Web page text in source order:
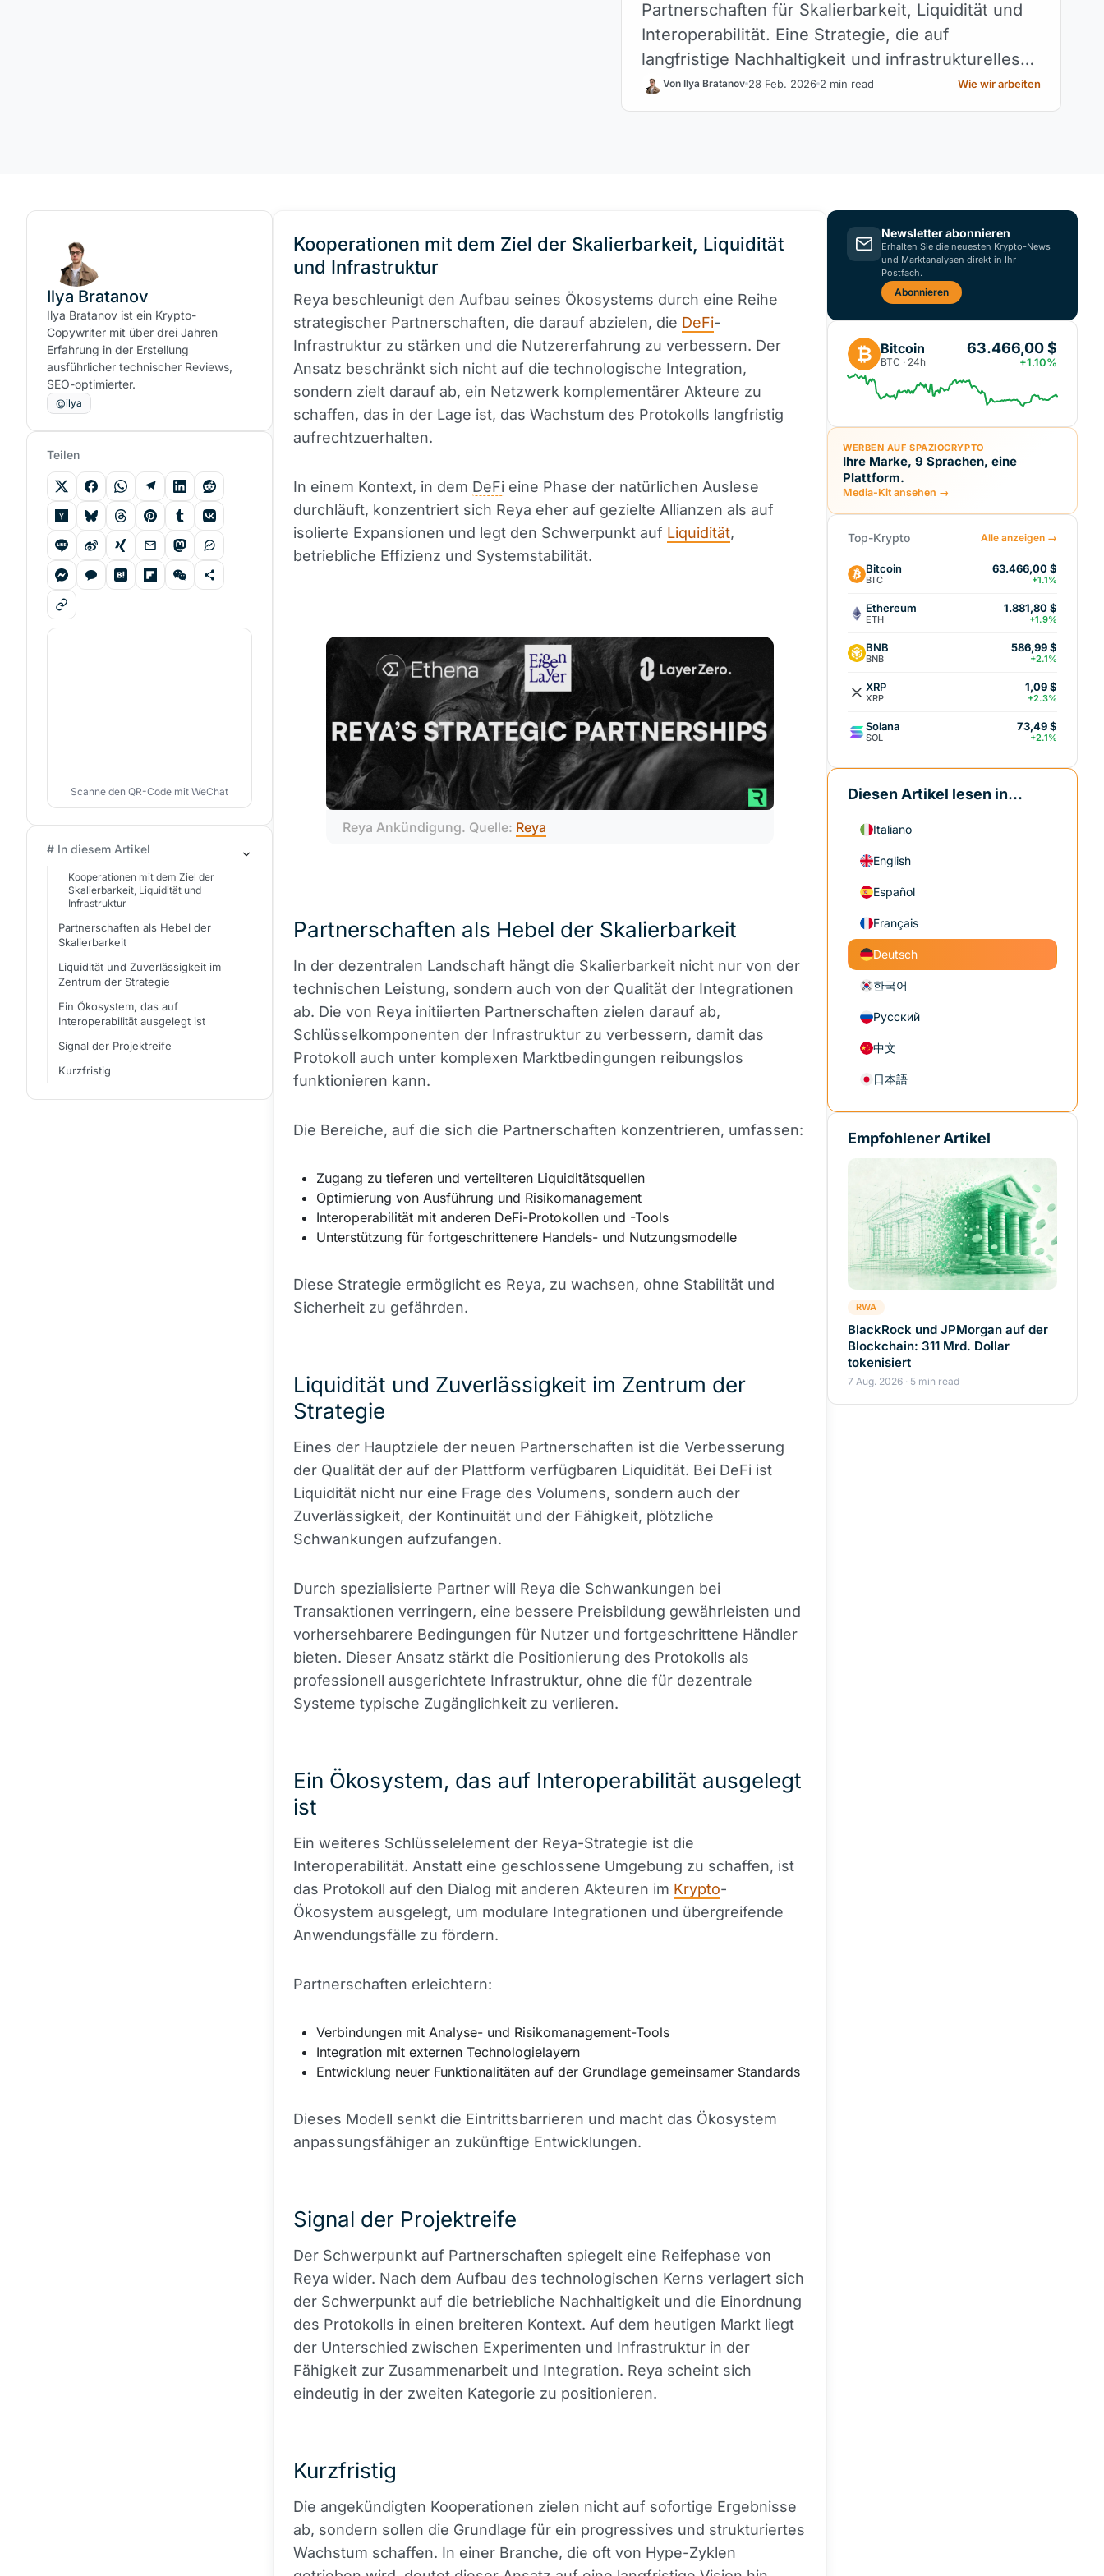
Partnerschaften für Skalierbarkeit, Liquidität und
Interoperabilität. Eine Strategie, die auf
langfristige Nachhaltigkeit und infrastrukturelles
Wachstum des Protokolls ausgerichtet ist.
Von Ilya Bratanov 28 Feb. 2026 2 min read Wie wir arbeiten
Kooperationen mit dem Ziel der Skalierbarkeit, Liquidität
und Infrastruktur
Reya beschleunigt den Aufbau seines Ökosystems durch eine Reihe
strategischer Partnerschaften, die darauf abzielen, die DeFi-
Infrastruktur zu stärken und die Nutzererfahrung zu verbessern. Der
Ansatz beschränkt sich nicht auf die technologische Integration,
sondern zielt darauf ab, ein Netzwerk komplementärer Akteure zu
schaffen, das in der Lage ist, das Wachstum des Protokolls langfristig
aufrechtzuerhalten.
In einem Kontext, in dem DeFi eine Phase der natürlichen Auslese
durchläuft, konzentriert sich Reya eher auf gezielte Allianzen als auf
isolierte Expansionen und legt den Schwerpunkt auf Liquidität,
betriebliche Effizienz und Systemstabilität.
Reya Ankündigung. Quelle: Reya
Partnerschaften als Hebel der Skalierbarkeit
In der dezentralen Landschaft hängt die Skalierbarkeit nicht nur von der
technischen Leistung, sondern auch von der Qualität der Integrationen
ab. Die von Reya initiierten Partnerschaften zielen darauf ab,
Schlüsselkomponenten der Infrastruktur zu verbessern, damit das
Protokoll auch unter komplexen Marktbedingungen reibungslos
funktionieren kann.
Die Bereiche, auf die sich die Partnerschaften konzentrieren, umfassen:
Zugang zu tieferen und verteilteren Liquiditätsquellen
Optimierung von Ausführung und Risikomanagement
Interoperabilität mit anderen DeFi-Protokollen und -Tools
Unterstützung für fortgeschrittenere Handels- und Nutzungsmodelle
Diese Strategie ermöglicht es Reya, zu wachsen, ohne Stabilität und
Sicherheit zu gefährden.
Liquidität und Zuverlässigkeit im Zentrum der
Strategie
Eines der Hauptziele der neuen Partnerschaften ist die Verbesserung
der Qualität der auf der Plattform verfügbaren Liquidität. Bei DeFi ist
Liquidität nicht nur eine Frage des Volumens, sondern auch der
Zuverlässigkeit, der Kontinuität und der Fähigkeit, plötzliche
Schwankungen aufzufangen.
Durch spezialisierte Partner will Reya die Schwankungen bei
Transaktionen verringern, eine bessere Preisbildung gewährleisten und
vorhersehbarere Bedingungen für Nutzer und fortgeschrittene Händler
bieten. Dieser Ansatz stärkt die Positionierung des Protokolls als
professionell ausgerichtete Infrastruktur, ohne die für dezentrale
Systeme typische Zugänglichkeit zu verlieren.
Ein Ökosystem, das auf Interoperabilität ausgelegt
ist
Ein weiteres Schlüsselelement der Reya-Strategie ist die
Interoperabilität. Anstatt eine geschlossene Umgebung zu schaffen, ist
das Protokoll auf den Dialog mit anderen Akteuren im Krypto-
Ökosystem ausgelegt, um modulare Integrationen und übergreifende
Anwendungsfälle zu fördern.
Partnerschaften erleichtern:
Verbindungen mit Analyse- und Risikomanagement-Tools
Integration mit externen Technologielayern
Entwicklung neuer Funktionalitäten auf der Grundlage gemeinsamer Standards
Dieses Modell senkt die Eintrittsbarrieren und macht das Ökosystem
anpassungsfähiger an zukünftige Entwicklungen.
Signal der Projektreife
Der Schwerpunkt auf Partnerschaften spiegelt eine Reifephase von
Reya wider. Nach dem Aufbau des technologischen Kerns verlagert sich
der Schwerpunkt auf die betriebliche Nachhaltigkeit und die Einordnung
des Protokolls in einen breiteren Kontext. Auf dem heutigen Markt liegt
der Unterschied zwischen Experimenten und Infrastruktur in der
Fähigkeit zur Zusammenarbeit und Integration. Reya scheint sich
eindeutig in der zweiten Kategorie zu positionieren.
Kurzfristig
Die angekündigten Kooperationen zielen nicht auf sofortige Ergebnisse
ab, sondern sollen die Grundlage für ein progressives und strukturiertes
Wachstum schaffen. In einer Branche, die oft von Hype-Zyklen
Ilya Bratanov
Ilya Bratanov ist ein Krypto-
Copywriter mit über drei Jahren
Erfahrung in der Erstellung
ausführlicher technischer Reviews,
SEO-optimierter.
@ilya
Teilen
Scanne den QR-Code mit WeChat
# In diesem Artikel
Kooperationen mit dem Ziel der
Skalierbarkeit, Liquidität und
Infrastruktur
Partnerschaften als Hebel der
Skalierbarkeit
Liquidität und Zuverlässigkeit im
Zentrum der Strategie
Ein Ökosystem, das auf
Interoperabilität ausgelegt ist
Signal der Projektreife
Kurzfristig
Newsletter abonnieren
Erhalten Sie die neuesten Krypto-News
und Marktanalysen direkt in Ihr
Postfach.
Abonnieren
₿ Bitcoin
BTC · 24h
63.466,00 $
+1.10%
WERBEN AUF SPAZIOCRYPTO
Ihre Marke, 9 Sprachen, eine
Plattform.
Media-Kit ansehen →
Top-Krypto Alle anzeigen →
Bitcoin
BTC
63.466,00 $
+1.1%
Ethereum
ETH
1.881,80 $
+1.9%
BNB
BNB
586,99 $
+2.1%
XRP
XRP
1,09 $
+2.3%
Solana
SOL
73,49 $
+2.1%
Diesen Artikel lesen in...
Italiano
English
Español
Français
Deutsch
한국어
Русский
中文
日本語
Empfohlener Artikel
RWA
BlackRock und JPMorgan auf der
Blockchain: 311 Mrd. Dollar
tokenisiert
7 Aug. 2026 · 5 min read